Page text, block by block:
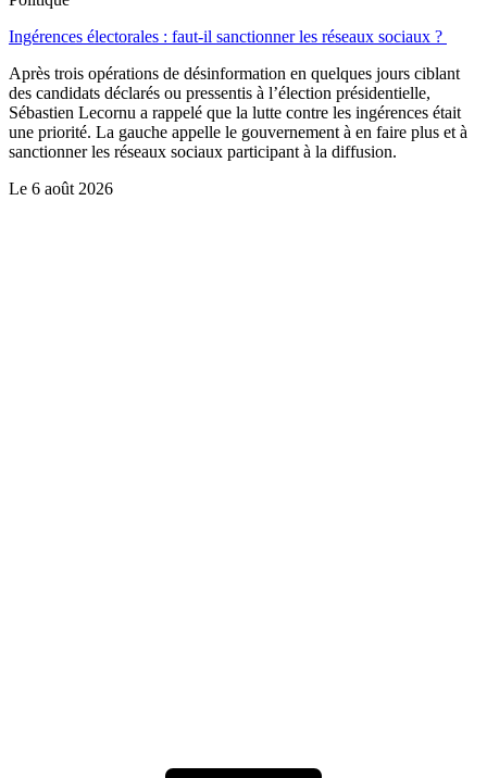
Ingérences électorales : faut-il sanctionner les réseaux sociaux ?
Après trois opérations de désinformation en quelques jours ciblant
des candidats déclarés ou pressentis à l’élection présidentielle,
Sébastien Lecornu a rappelé que la lutte contre les ingérences était
une priorité. La gauche appelle le gouvernement à en faire plus et à
sanctionner les réseaux sociaux participant à la diffusion.
Le 6 août 2026